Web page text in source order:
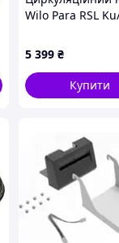
Wilo Para RSL
Fondital, Nova
6CIRCECO14
5 399 ₴
Купити